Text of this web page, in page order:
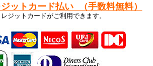
ットカード払い （手数料無料）
ジットカードがご利用できます。